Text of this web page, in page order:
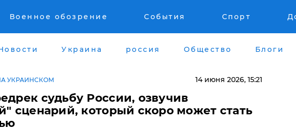
Военное обозрение События Спорт
Украина россия Общество Блоги
УКРАИНСКОМ 14 июня 2026, 15:21
судьбу России, озвучив
сценарий, который скоро может стать